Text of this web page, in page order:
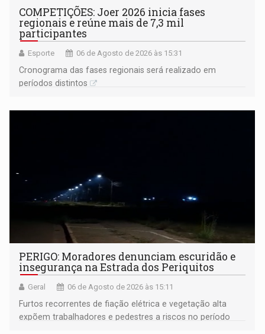
COMPETIÇÕES: Joer 2026 inicia fases
regionais e reúne mais de 7,3 mil
participantes
Esporte 06 de Agosto de 2026 às 15:31
Cronograma das fases regionais será realizado em
períodos distintos
PERIGO: Moradores denunciam escuridão e
insegurança na Estrada dos Periquitos
Geral 06 de Agosto de 2026 às 15:11
Furtos recorrentes de fiação elétrica e vegetação alta
expõem trabalhadores e pedestres a riscos no período